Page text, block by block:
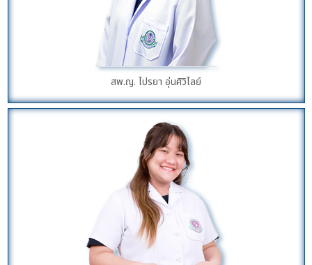
สพ.ญ. ไปรยา อุ่นศิวิไลย์